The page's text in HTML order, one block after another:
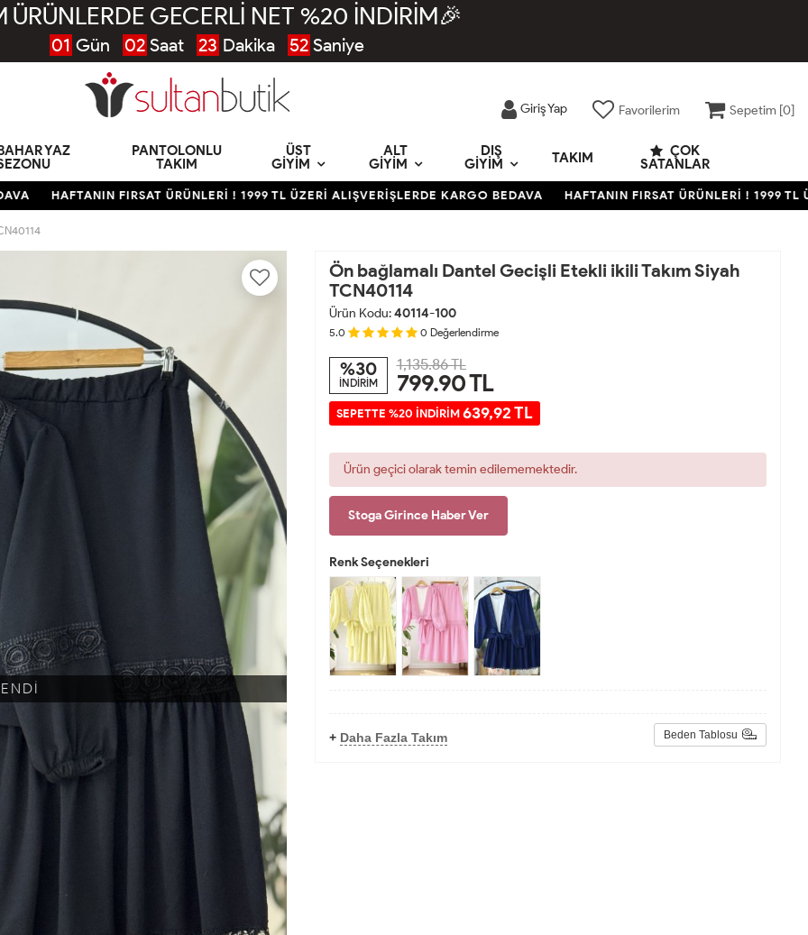
ÜRÜNLERDE GECERLİ NET %20 İNDİRİM🎉
01 Gün 02 Saat 23 Dakika 50 Saniye
Giriş Yap Favorilerim Sepetim [0]
YAZ
PANTOLONLU
TAKIM
ÜST
GIYIM
ALT
GIYIM
DIŞ
GIYIM
TAKIM
ÇOK
SATANLAR
HAFTANIN FIRSAT ÜRÜNLERİ ! 1999 TL ÜZERİ ALIŞVERİŞLERDE KARGO BEDAVA HAFTANIN FIRSAT ÜRÜNLERİ ! 1999 TL ÜZERİ
Ön bağlamalı Dantel Gecişli Etekli ikili Takım Siyah
TCN40114
Ürün Kodu:40114-100
5.0 0 Değerlendirme
%30
İNDİRİM
1,135.86 TL
799.90TL
SEPETTE %20 İNDİRİM 639,92 TL
Ürün geçici olarak temin edilememektedir.
Stoga Girince Haber Ver
Renk Seçenekleri
+ Daha Fazla Takım Beden Tablosu